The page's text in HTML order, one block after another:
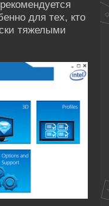
для тех, кто
тяжелыми